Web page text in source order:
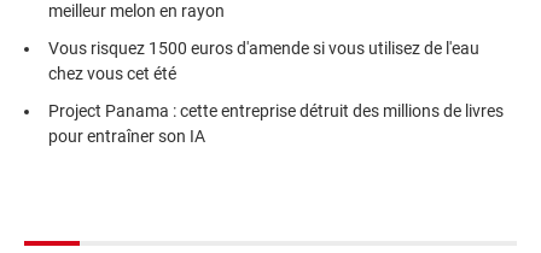
meilleur melon en rayon
Vous risquez 1500 euros d'amende si vous utilisez de l'eau
chez vous cet été
Project Panama : cette entreprise détruit des millions de livres
pour entraîner son IA